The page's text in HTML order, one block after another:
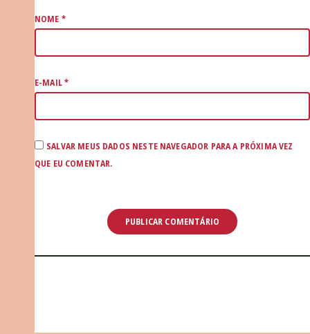
NOME *
E-MAIL*
SALVAR MEUS DADOS NESTE NAVEGADOR PARA A PRÓXIMA VEZ
QUE EU COMENTAR.